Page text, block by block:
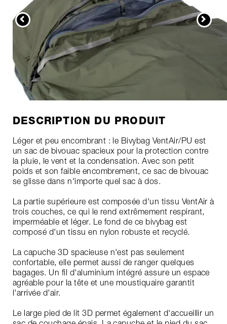
DESCRIPTION DU PRODUIT
Léger et peu encombrant : le Bivybag VentAir/PU est
un sac de bivouac spacieux pour la protection contre
la pluie, le vent et la condensation. Avec son petit
poids et son faible encombrement, ce sac de bivouac
se glisse dans n'importe quel sac à dos.
La partie supérieure est composée d'un tissu VentAir à
trois couches, ce qui le rend extrêmement respirant,
imperméable et léger. Le fond de ce bivybag est
composé d'un tissu en nylon robuste et recyclé.
La capuche 3D spacieuse n'est pas seulement
confortable, elle permet aussi de ranger quelques
bagages. Un fil d'aluminium intégré assure un espace
agréable pour la tête et une moustiquaire garantit
l'arrivée d'air.
Le large pied de lit 3D permet également d'accueillir un